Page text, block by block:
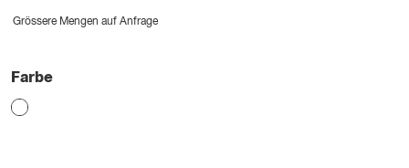
Grössere Mengen auf Anfrage
Farbe